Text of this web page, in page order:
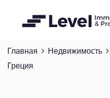
Главная Недвижимость
Греция